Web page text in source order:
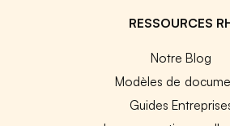
RESSOURCES
Notre Blog
Modèles de
Guides